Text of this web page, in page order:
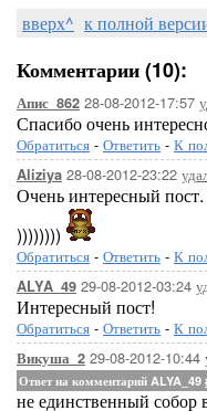
вверх^ к полной
Комментарии (10):
Апис_862 28-08-2012-17:57
Спасибо очень
Обратиться - Ответить - К
Aliziya 28-08-2012-23:22
Очень интересный
))))))))
Обратиться - Ответить - К
ALYA_49 29-08-2012-03:24
Интересный пост!
Обратиться - Ответить - К
Викуша_2 29-08-2012-10:44
Ответ на комментарий ALYA_49
не единственный